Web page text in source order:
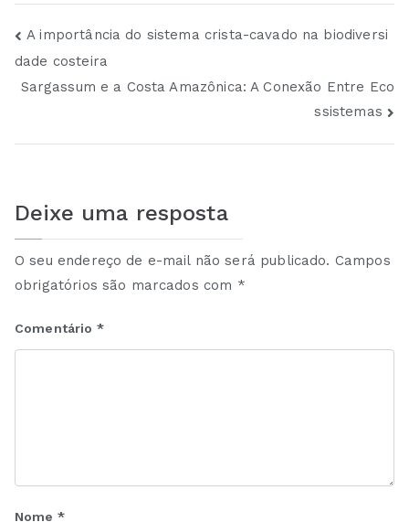
A importância do sistema crista-cavado na biodiversi
dade costeira
Sargassum e a Costa Amazônica: A Conexão Entre Eco
ssistemas
Deixe uma resposta
O seu endereço de e-mail não será publicado. Campos
obrigatórios são marcados com *
Comentário *
Nome *